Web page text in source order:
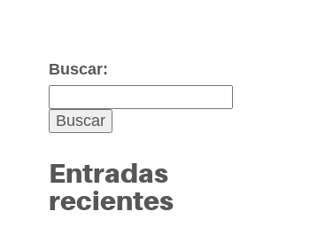
Buscar:
Entradas
recientes